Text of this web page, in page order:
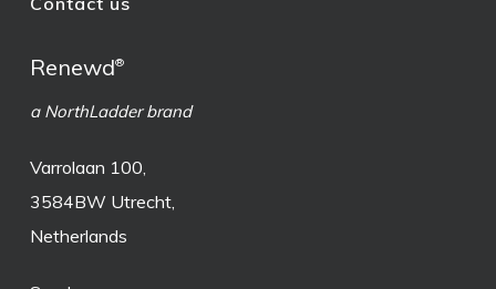
Renewd®
a NorthLadder brand
Varrolaan 100,
3584BW Utrecht,
Netherlands